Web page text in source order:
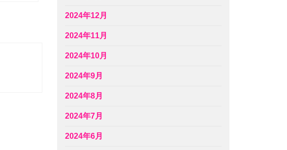
2024年12月
2024年11月
2024年10月
2024年9月
2024年8月
2024年7月
2024年6月